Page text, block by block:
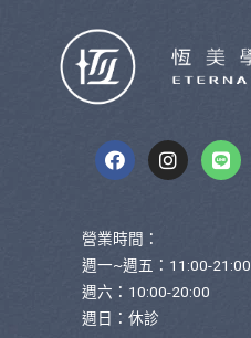
營業時間：
週一~週五：11:00-21:00
週六：10:00-20:00
週日：休診